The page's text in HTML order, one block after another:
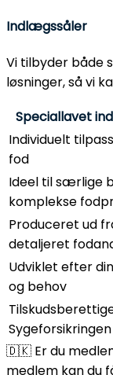
Indlægssåler
Vi tilbyder både
løsninger, så vi
Speciallavet
Individuelt
fod
Ideel til særlige
komplekse
Produceret ud
detaljeret
Udviklet efter
og behov
🇩🇰 Er du
medlem kan du